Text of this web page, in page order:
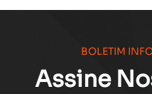
BOLETIM
Assine